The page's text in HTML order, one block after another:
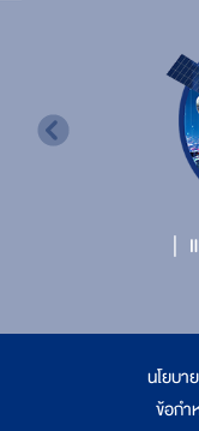
นโยบา
ข้อกำ